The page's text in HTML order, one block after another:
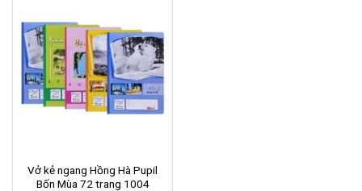
Vở kẻ ngang Hồng Hà Pupil
Bốn Mùa 72 trang 1004